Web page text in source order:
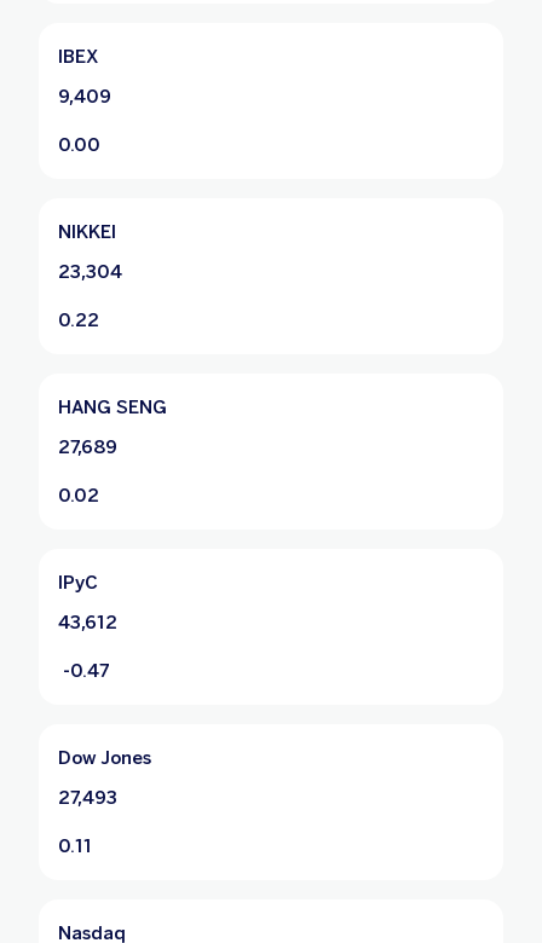
IBEX
9,409
0.00
NIKKEI
23,304
0.22
HANG SENG
27,689
0.02
IPyC
43,612
-0.47
Dow Jones
27,493
0.11
Nasdaq